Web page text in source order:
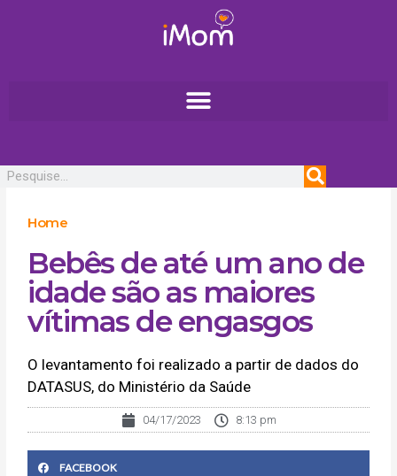
Home
Bebês de até um ano de
idade são as maiores
vítimas de engasgos
O levantamento foi realizado a partir de dados do
DATASUS, do Ministério da Saúde
04/17/2023 8:13 pm
FACEBOOK